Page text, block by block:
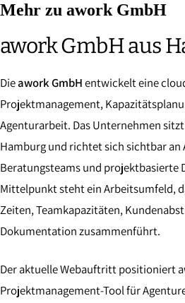
Mehr zu awork GmbH
awork GmbH aus
Dieawork GmbHentwickelt eine
Projektmanagement,
Agenturarbeit. Das Unternehmen
Hamburg und richtet sich sichtbar an
Beratungsteams und projektbasierte
Mittelpunkt steht ein Arbeitsumfeld,
Zeiten, Teamkapazitäten,
Dokumentation zusammenführt.
Der aktuelle Webauftritt positioniert
Projektmanagement-Tool für